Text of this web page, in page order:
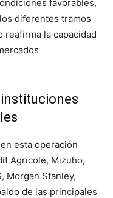
favorables,
diferentes tramos
reafirma la capacidad
esta operación
Agricole, Mizuho,
Morgan Stanley,
de las principales